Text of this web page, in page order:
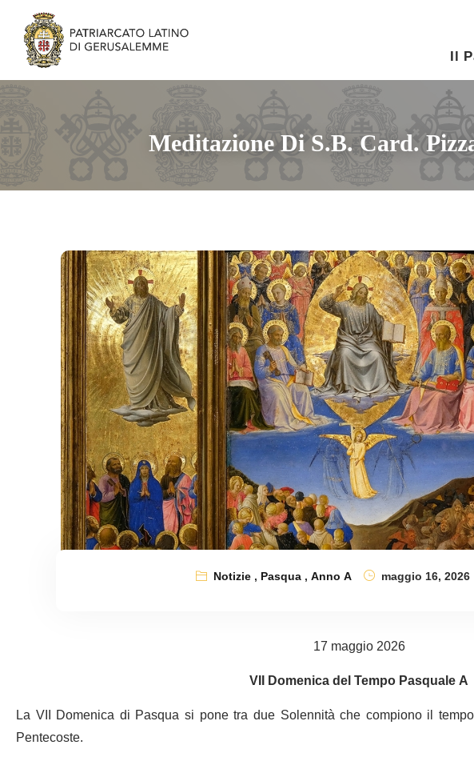
Il
Meditazione Di S.B. Card.
Notizie, Pasqua,Anno A maggio 16, 2026
17 maggio 2026
VII Domenica del Tempo Pasquale A
La VII Domenica di Pasqua si pone tra due Solennità che compiono il
Pentecoste.